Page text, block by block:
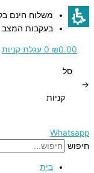
דילוג
לתוכן
משלוח חינם בקנייה מעל 399
בעקבות המצב
₪0.00
0 עגלת קניות
סל
→
קניות
Whatsapp
חיפוש
בית
של
צלחת
קינוח
–
של
צלחת
הגשה
–
של
תרמוס
נירוסטה
מ"ל